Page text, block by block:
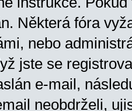
Některá fóra
nebo
jste se
e-mail,
neobdrželi,